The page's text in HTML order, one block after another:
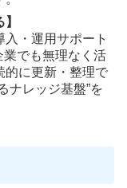
・運用サポート
でも無理なく活
的に更新・整理で
ナレッジ基盤”を